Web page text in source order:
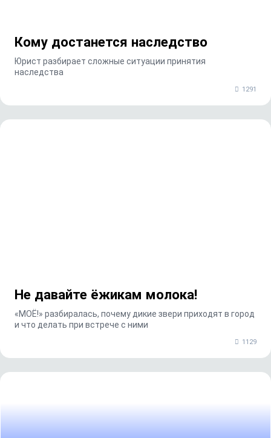
Кому достанется наследство
Юрист разбирает сложные ситуации принятия
наследства
1291
Не давайте ёжикам молока!
«МОЁ!» разбиралась, почему дикие звери приходят в город
и что делать при встрече с ними
1129